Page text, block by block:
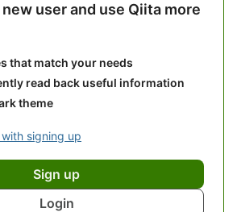
user and use Qiita more
that match your needs
read back useful information
theme
signing up
Sign up
Login